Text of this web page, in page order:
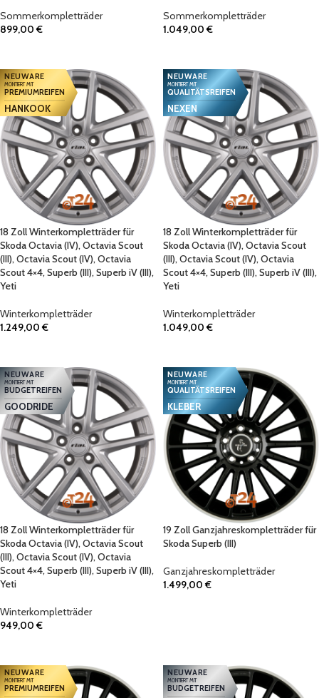
Sommerkompletträder
899,00€
Sommerkompletträder
1.049,00€
NEUWARE
MONTIERT MIT
PREMIUMREIFEN
HANKOOK
18 Zoll Winterkompletträder für
Skoda Octavia (IV), Octavia Scout
(III), Octavia Scout (IV), Octavia
Scout 4×4, Superb (III), Superb iV (III),
Yeti
Winterkompletträder
1.249,00€
NEUWARE
MONTIERT MIT
QUALITÄTSREIFEN
NEXEN
18 Zoll Winterkompletträder für
Skoda Octavia (IV), Octavia Scout
(III), Octavia Scout (IV), Octavia
Scout 4×4, Superb (III), Superb iV (III),
Yeti
Winterkompletträder
1.049,00€
NEUWARE
MONTIERT MIT
BUDGETREIFEN
GOODRIDE
18 Zoll Winterkompletträder für
Skoda Octavia (IV), Octavia Scout
(III), Octavia Scout (IV), Octavia
Scout 4×4, Superb (III), Superb iV (III),
Yeti
Winterkompletträder
949,00€
NEUWARE
MONTIERT MIT
QUALITÄTSREIFEN
KLEBER
19 Zoll Ganzjahreskompletträder für
Skoda Superb (III)
Ganzjahreskompletträder
1.499,00€
NEUWARE
MONTIERT MIT
PREMIUMREIFEN
NEUWARE
MONTIERT MIT
BUDGETREIFEN